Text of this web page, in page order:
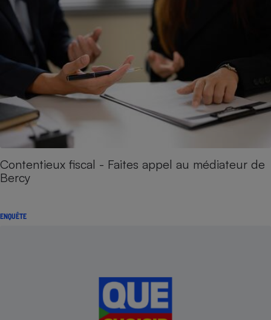
Contentieux fiscal - Faites appel au médiateur de
Bercy
ENQUÊTE